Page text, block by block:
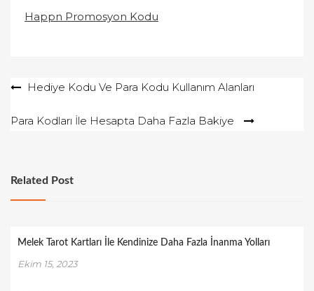
Happn Promosyon Kodu
YazıHediye Kodu Ve Para Kodu Kullanım Alanları
Para Kodları İle Hesapta Daha Fazla Bakiye
Related Post
Melek Tarot Kartları İle Kendinize Daha Fazla İnanma Yolları
Ekim 15, 2023